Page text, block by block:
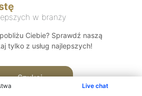
Live chat
w branży
Ciebie? Sprawdź naszą
tylko z usług najlepszych!
Szukaj